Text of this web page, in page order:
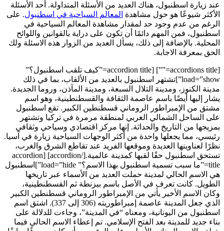
عند زيارة اسطنبول، هناك العديد من الأسئلة المتداولة. أحد الأسئلة
الأكثر شيوعًا هو حول مشاهدة المعالم السياحية في اسطنبول. على
الرغم من عدم وجود حد لمقدار مشاهدة المعالم السياحية في
اسطنبول، فمن المهم دائمًا أن تكون على دراية بالقوانين واللوائح
المحلية. بالإضافة إلى ذلك، يسأل العديد من الزوار هذه الاسئلة ولك
الحق بمعرفة الاجابة.
[accordions title=””] [accordion title=”كيف تلقب اسطنبول؟”
load=”show”]تشتهر اسطنبول بالعديد من الألقاب، بما في ذلك
مدينة الكنوز، ومدينة التلال السبعة، ومدينة المآذن، وروما الجديدة.
يشار إليها أيضًا باسم عاصمة الثقافة والقسطنطينية، وهو اسم
مشتق من الإمبراطور الروماني قسطنطين الكبير. تقع اسطنبول
على الساحل الشمالي الغربي لمنطقة مرمرة في تركيا وتشتهر
بمزيجها من التاريخ والحداثة. إنها مركز اقتصادي وسياحي وثقافي
رئيسي، مما يجعلها واحدة من أكثر الوجهات السياحية زيارة في آسيا.
نظرًا لعناوينها العديدة وموقعها الفريد عند تقاطع الشرق والغرب،
تستحق اسطنبول حقًا لقبها كمدينة عالمية.[/accordion] [accordion
title=”ما سبب تسمية اسطنبول بهذا الاسم؟” load=”hide”]اسطنبول
هي الاسم الحالي لمدينة حملت العديد من الأسماء عبر تاريخها
الطويل. كانت تعرف في الأصل باسم بيزنطة ثم القسطنطينية،
وكان الاسم الأخير يأتي من الإمبراطور الروماني قسطنطين الكبير
الذي جعل المدينة عاصمة إمبراطوريته (306 إلى 337). اشتق اسم
اسطنبول من اليونانية، ومعناه “في المدينة”، وجاءت للدلالة على
بناء جديد للمدينة بعد الفتح الإسلامي. تم إعطاء الاسم الحالي فيما